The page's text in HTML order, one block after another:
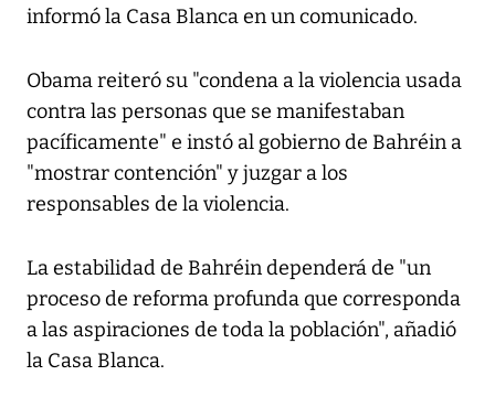
informó la Casa Blanca en un comunicado.
Obama reiteró su "condena a la violencia usada
contra las personas que se manifestaban
pacíficamente" e instó al gobierno de Bahréin a
"mostrar contención" y juzgar a los
responsables de la violencia.
La estabilidad de Bahréin dependerá de "un
proceso de reforma profunda que corresponda
a las aspiraciones de toda la población", añadió
la Casa Blanca.